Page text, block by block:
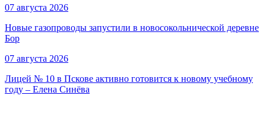
07 августа 2026
Новые газопроводы запустили в новосокольнической деревне
Бор
07 августа 2026
Лицей № 10 в Пскове активно готовится к новому учебному
году – Елена Синёва